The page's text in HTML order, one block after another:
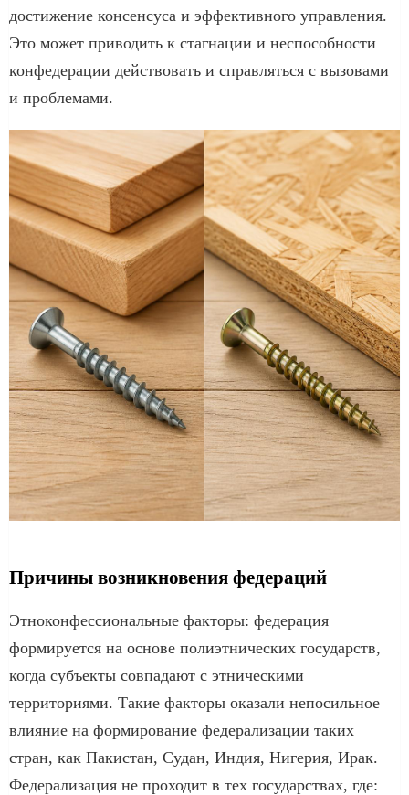
достижение консенсуса и эффективного управления.
Это может приводить к стагнации и неспособности
конфедерации действовать и справляться с вызовами
и проблемами.
Причины возникновения федераций
Этноконфессиональные факторы: федерация
формируется на основе полиэтнических государств,
когда субъекты совпадают с этническими
территориями. Такие факторы оказали непосильное
влияние на формирование федерализации таких
стран, как Пакистан, Судан, Индия, Нигерия, Ирак.
Федерализация не проходит в тех государствах, где: